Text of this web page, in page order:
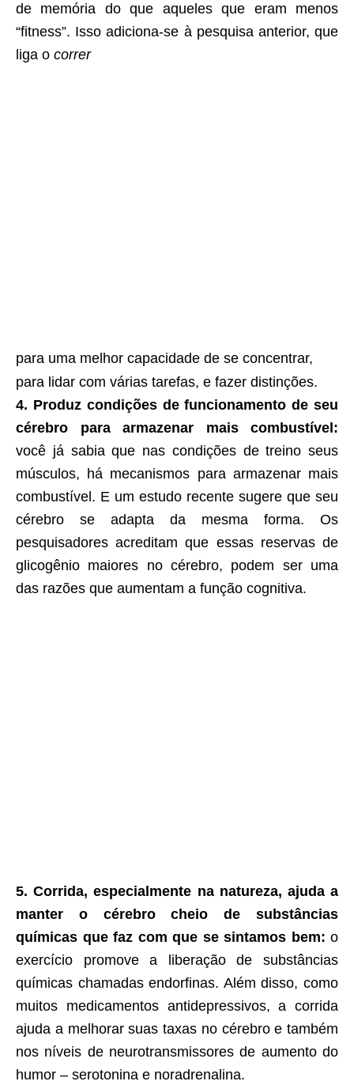
de memória do que aqueles que eram menos
“fitness”. Isso adiciona-se à pesquisa anterior, que
liga o correr
para uma melhor capacidade de se concentrar,
para lidar com várias tarefas, e fazer distinções.
4. Produz condições de funcionamento de seu
cérebro para armazenar mais combustível:
você já sabia que nas condições de treino seus
músculos, há mecanismos para armazenar mais
combustível. E um estudo recente sugere que seu
cérebro se adapta da mesma forma. Os
pesquisadores acreditam que essas reservas de
glicogênio maiores no cérebro, podem ser uma
das razões que aumentam a função cognitiva.
5. Corrida, especialmente na natureza, ajuda a
manter o cérebro cheio de substâncias
químicas que faz com que se sintamos bem: o
exercício promove a liberação de substâncias
químicas chamadas endorfinas. Além disso, como
muitos medicamentos antidepressivos, a corrida
ajuda a melhorar suas taxas no cérebro e também
nos níveis de neurotransmissores de aumento do
humor – serotonina e noradrenalina.